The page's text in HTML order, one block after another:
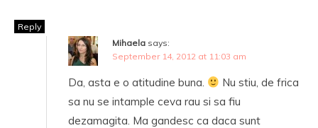
Reply
Mihaela says:
September 14, 2012 at 11:03 am
Da, asta e o atitudine buna.
Nu stiu, de frica
sa nu se intample ceva rau si sa fiu
dezamagita. Ma gandesc ca daca sunt